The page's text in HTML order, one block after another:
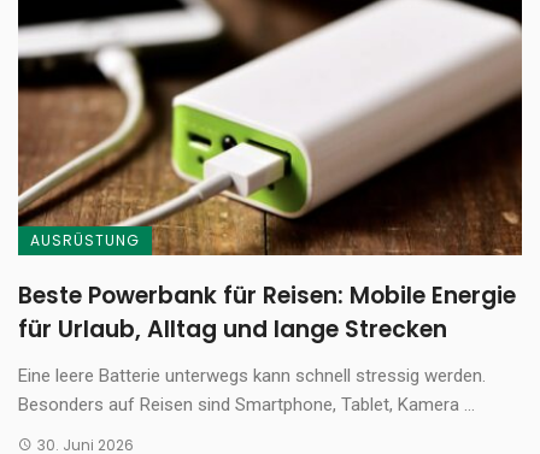
AUSRÜSTUNG
Beste Powerbank für Reisen: Mobile Energie
für Urlaub, Alltag und lange Strecken
Eine leere Batterie unterwegs kann schnell stressig werden.
Besonders auf Reisen sind Smartphone, Tablet, Kamera ...
30. Juni 2026